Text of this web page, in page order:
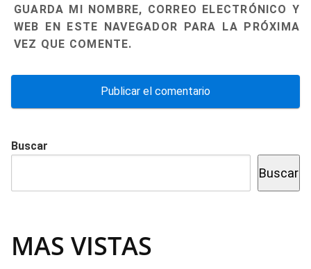
GUARDA MI NOMBRE, CORREO ELECTRÓNICO Y
WEB EN ESTE NAVEGADOR PARA LA PRÓXIMA
VEZ QUE COMENTE.
Buscar
Buscar
MAS VISTAS